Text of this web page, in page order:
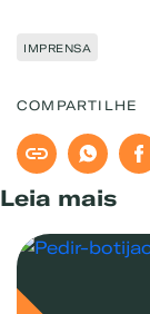
IMPRENSA
COMPARTILHE
Leia mais